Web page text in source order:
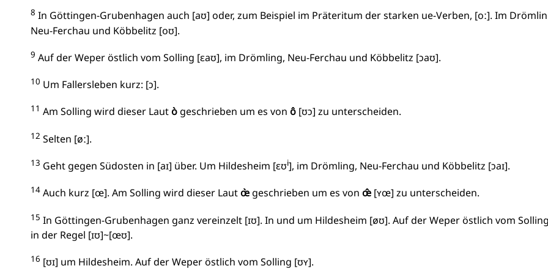
8 In Göttingen-Grubenhagen auch [aʊ] oder, zum Beispiel im Präteritum der starken ue-Verben, [oː]. Im
Neu-Ferchau und Köbbelitz [oʊ].
9 Auf der Weper östlich vom Solling [ɛaʊ], im Drömling, Neu-Ferchau und Köbbelitz [ɔaʊ].
10 Um Fallersleben kurz: [ɔ].
11 Am Solling wird dieser Lautò geschrieben um es von ô [ʊɔ] zu unterscheiden.
12 Selten [øː].
13 Geht gegen Südosten in [aɪ] über. Um Hildesheim [ɛʊi], im Drömling, Neu-Ferchau und Köbbelitz [ɔaɪ].
14 Auch kurz [œ]. Am Solling wird dieser Lautœ̀ geschrieben um es von œ̂ [ʏœ] zu unterscheiden.
15 In Göttingen-Grubenhagen ganz vereinzelt [ɪʊ]. In und um Hildesheim [øʊ]. Auf der Weper östlich vom
in der Regel [ɪʊ]~[œʊ].
16 [ʊɪ] um Hildesheim. Auf der Weper östlich vom Solling [ʊʏ].